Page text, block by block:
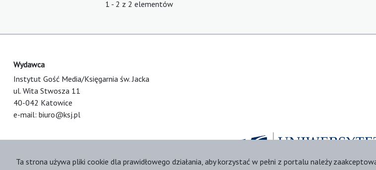
1 - 2 z 2 elementów
Wydawca
Instytut Gość Media/Księgarnia św. Jacka
ul. Wita Stwosza 11
40-042 Katowice
e-mail: biuro@ksj.pl
Ta strona używa pliki cookie dla prawidłowego działania, aby korzystać w pełni z portalu należy